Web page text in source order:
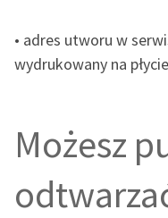
• adres utworu w
wydrukowany na
Możesz